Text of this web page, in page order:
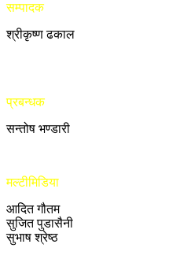
सम्पादक
श्रीकृष्ण ढकाल
प्रबन्धक
सन्तोष भण्डारी
मल्टीमिडिया
आदित गौतम
सुजित पुडासैनी
सुभाष श्रेष्ठ